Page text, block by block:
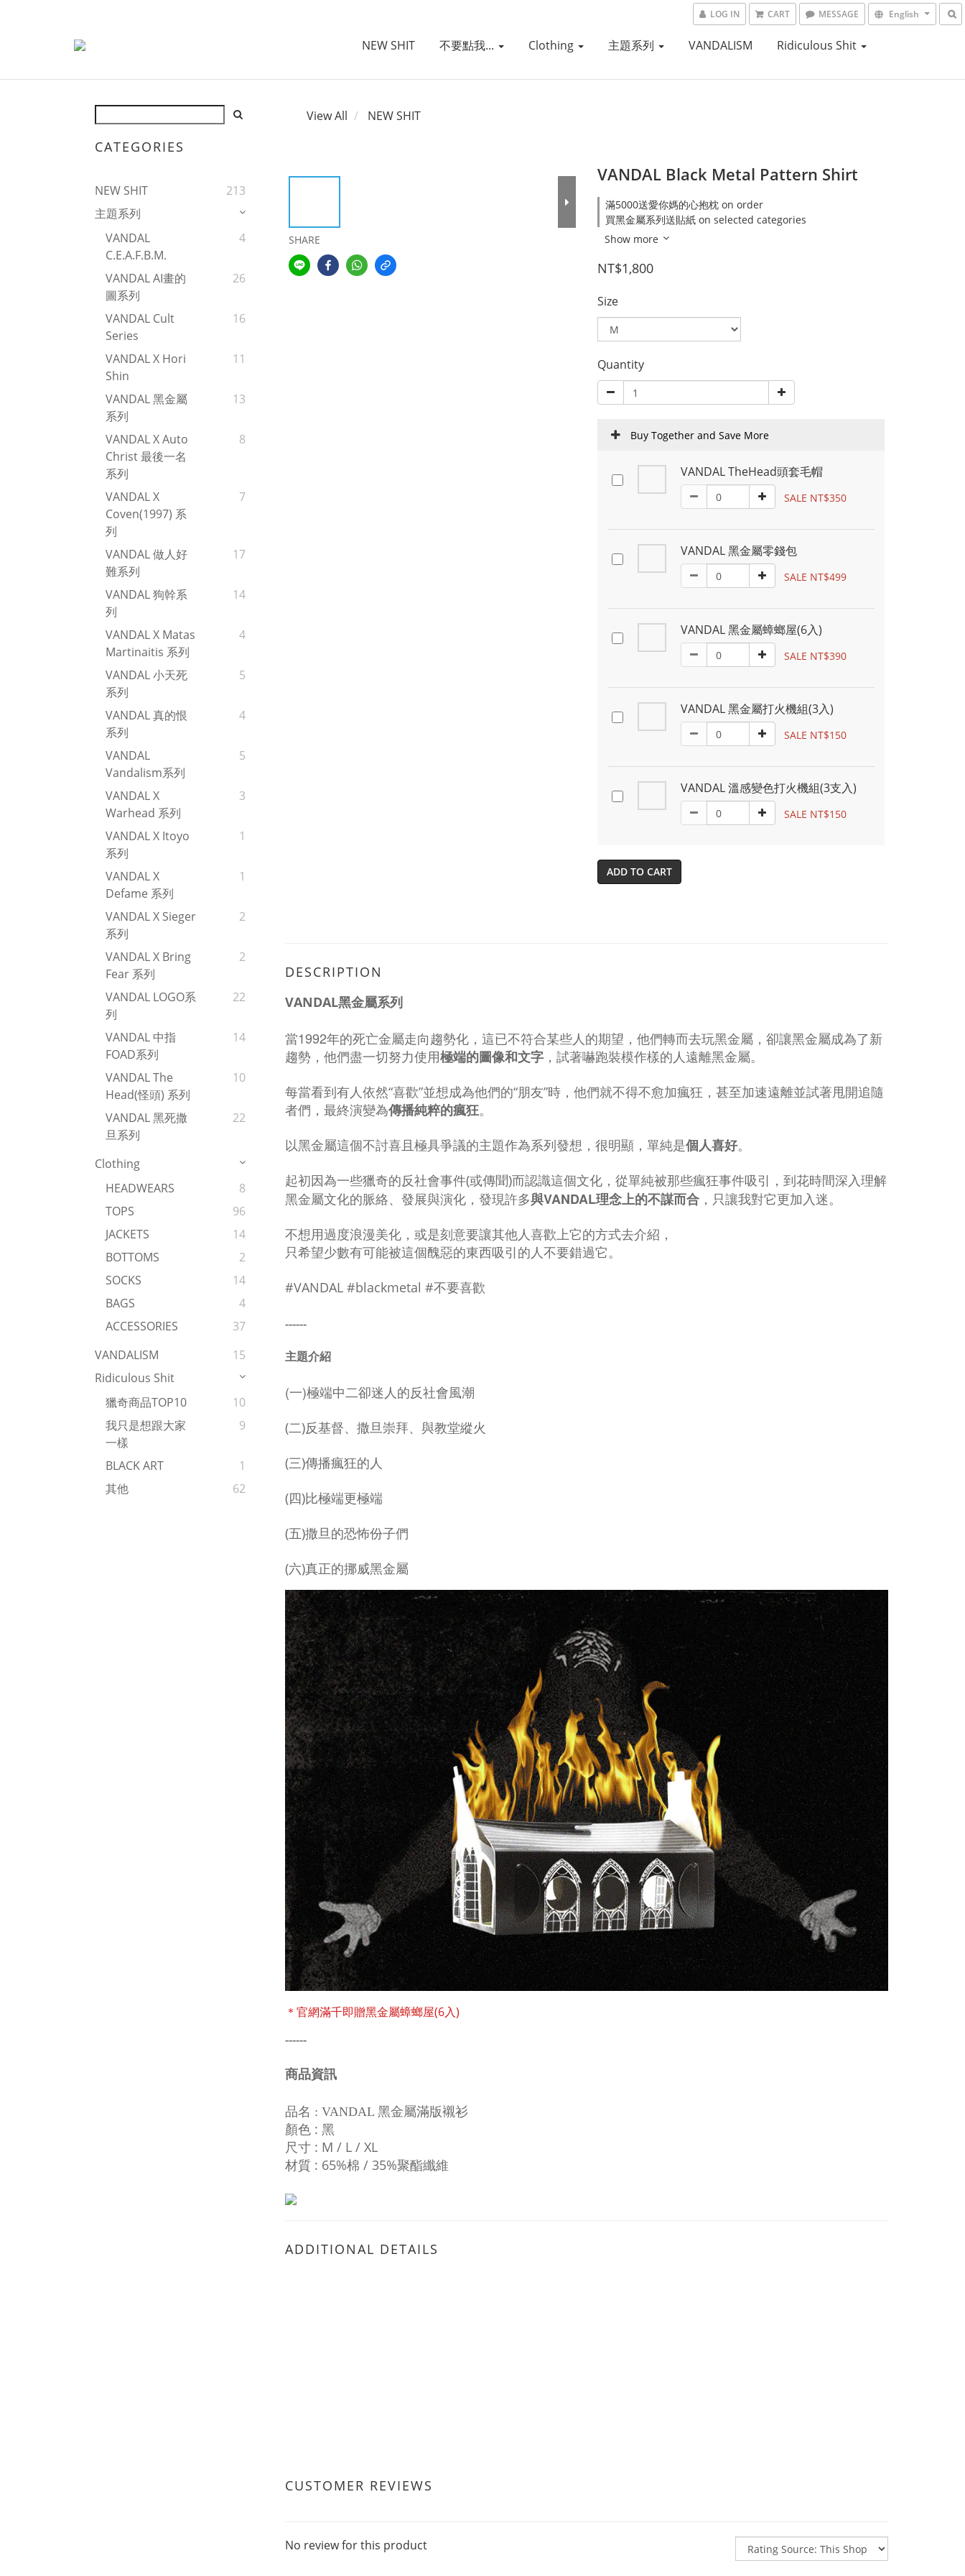
LOG IN CART MESSAGE English
NEW SHIT 不要點我... Clothing 主題系列 VANDALISM Ridiculous Shit
CATEGORIES
NEW SHIT
213
主題系列
VANDAL
C.E.A.F.B.M.
4
VANDAL AI畫的
圖系列
26
VANDAL Cult
Series
16
VANDAL X Hori
Shin
11
VANDAL 黑金屬
系列
13
VANDAL X Auto
Christ 最後一名
系列
8
VANDAL X
Coven(1997) 系
列
7
VANDAL 做人好
難系列
17
VANDAL 狗幹系
列
14
VANDAL X Matas
Martinaitis 系列
4
VANDAL 小天死
系列
5
VANDAL 真的恨
系列
4
VANDAL
Vandalism系列
5
VANDAL X
Warhead 系列
3
VANDAL X Itoyo
系列
1
VANDAL X
Defame 系列
1
VANDAL X Sieger
系列
2
VANDAL X Bring
Fear 系列
2
VANDAL LOGO系
列
22
VANDAL 中指
FOAD系列
14
VANDAL The
Head(怪頭) 系列
10
VANDAL 黑死撒
旦系列
22
Clothing
HEADWEARS
8
TOPS
96
JACKETS
14
BOTTOMS
2
SOCKS
14
BAGS
4
ACCESSORIES
37
VANDALISM
15
Ridiculous Shit
獵奇商品TOP10
10
我只是想跟大家
一樣
9
BLACK ART
1
其他
62
View All NEW SHIT
SHARE
VANDAL Black Metal Pattern Shirt
滿5000送愛你媽的心抱枕 on order
買黑金屬系列送貼紙 on selected categories
Show more
NT$1,800
Size
Quantity
Buy Together and Save More
VANDAL TheHead頭套毛帽
SALE NT$350
VANDAL 黑金屬零錢包
SALE NT$499
VANDAL 黑金屬蟑螂屋(6入)
SALE NT$390
VANDAL 黑金屬打火機組(3入)
SALE NT$150
VANDAL 溫感變色打火機組(3支入)
SALE NT$150
ADD TO CART
DESCRIPTION
VANDAL黑金屬系列
當1992年的死亡金屬走向趨勢化，這已不符合某些人的期望， 他們轉而去玩黑金屬，卻讓黑金屬成為了新
趨勢，他們盡一切努力使用極端的圖像和文字 ，試著嚇跑裝模作樣的人遠離黑金屬。
每當看到有人依然“喜歡”並想成為他們的“朋友”時，他們就不得不愈加瘋狂，甚至加速遠離並試著甩開追隨
者們，最終演變為傳播純粹的瘋狂。
以黑金屬這個不討喜且極具爭議的主題作為系列發想，很明顯，單純是個人喜好。
起初因為一些獵奇的反社會事件(或傳聞)而認識這個文化，從單純被那些瘋狂事件吸引，到花時間深入理解
黑金屬文化的脈絡、發展與演化，發現許多與VANDAL理念上的不謀而合 ，只讓我對它更加入迷。
不想用過度浪漫美化，或是刻意要讓其他人喜歡上它的方式去介紹，
只希望少數有可能被這個醜惡的東西吸引的人不要錯過它。
#VANDAL #blackmetal #不要喜歡
------
主題介紹
(一)極端中二卻迷人的反社會風潮
(二)反基督、撒旦崇拜、與教堂縱火
(三)傳播瘋狂的人
(四)比極端更極端
(五)撒旦的恐怖份子們
(六)真正的挪威黑金屬
＊官網滿千即贈黑金屬蟑螂屋(6入)
------
商品資訊
品名 : VANDAL 黑金屬滿版襯衫
顏色 : 黑
尺寸 : M / L / XL
材質 : 65%棉 / 35%聚酯纖維
ADDITIONAL DETAILS
CUSTOMER REVIEWS
No review for this product